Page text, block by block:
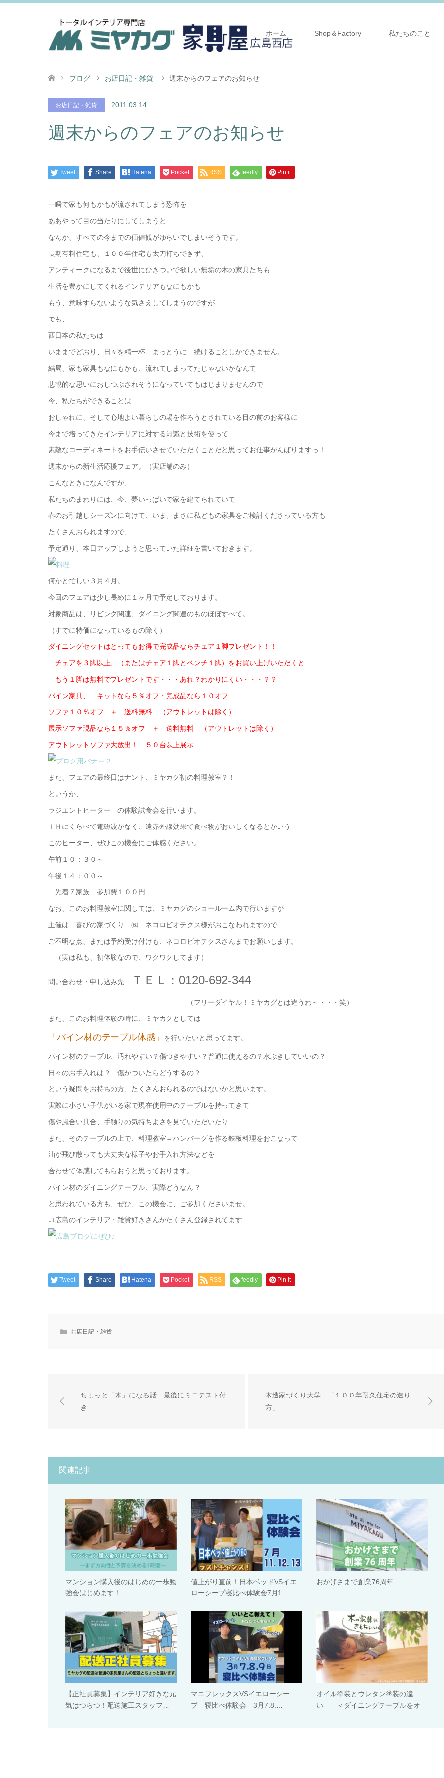
ホーム Shop＆Factory 私たちのこと
ブログ お店日記・雑貨 週末からのフェアのお知らせ
お店日記・雑貨 2011.03.14
週末からのフェアのお知らせ
Tweet Share Hatena Pocket RSS feedly Pin it
一瞬で家も何もかもが流されてしまう恐怖を
ああやって目の当たりにしてしまうと
なんか、すべての今までの価値観がゆらいでしまいそうです。
長期有料住宅も、１００年住宅も太刀打ちできず、
アンティークになるまで後世にひきついで欲しい無垢の木の家具たちも
生活を豊かにしてくれるインテリアもなにもかも
もう、意味すらないような気さえしてしまうのですが
でも、
西日本の私たちは
いままでどおり、日々を精一杯 まっとうに 続けることしかできません。
結局、家も家具もなにもかも、流れてしまってたじゃないかなんて
悲観的な思いにおしつぶされそうになっていてもはじまりませんので
今、私たちができることは
おしゃれに、そして心地よい暮らしの場を作ろうとされている目の前のお客様に
今まで培ってきたインテリアに対する知識と技術を使って
素敵なコーディネートをお手伝いさせていただくことだと思ってお仕事がんばりますっ！
週末からの新生活応援フェア。（実店舗のみ）
こんなときになんですが、
私たちのまわりには、今、夢いっぱいで家を建てられていて
春のお引越しシーズンに向けて、いま、まさに私どもの家具をご検討くださっている方も
たくさんおられますので、
予定通り、本日アップしようと思っていた詳細を書いておきます。
何かと忙しい３月４月。
今回のフェアは少し長めに１ヶ月で予定しております。
対象商品は、リビング関連、ダイニング関連のものほぼすべて。
（すでに特価になっているもの除く）
ダイニングセットはとってもお得で完成品ならチェア１脚プレゼント！！
チェアを３脚以上、（またはチェア１脚とベンチ１脚）をお買い上げいただくと
もう１脚は無料でプレゼントです・・・あれ？わかりにくい・・・？？
パイン家具、 キットなら５％オフ・完成品なら１０オフ
ソファ１０％オフ ＋ 送料無料 （アウトレットは除く）
展示ソファ現品なら１５％オフ ＋ 送料無料 （アウトレットは除く）
アウトレットソファ大放出！ ５０台以上展示
また、フェアの最終日はナント、ミヤカグ初の料理教室？！
というか、
ラジエントヒーター の体験試食会を行います。
ＩＨにくらべて電磁波がなく、遠赤外線効果で食べ物がおいしくなるとかいう
このヒーター、ぜひこの機会にご体感ください。
午前１０：３０～
午後１４：００～
先着７家族 参加費１００円
なお、このお料理教室に関しては、ミヤカグのショールーム内で行いますが
主催は 喜びの家づくり ㈱ ネコロビオテクス様がおこなわれますので
ご不明な点、または予約受け付けも、ネコロビオテクスさんまでお願いします。
（実は私も、初体験なので、ワクワクしてます）
問い合わせ・申し込み先 ＴＥＬ：0120-692-344
（フリーダイヤル！ミヤカグとは違うわ～・・・笑）
また、このお料理体験の時に、ミヤカグとしては
「パイン材のテーブル体感」 を行いたいと思ってます。
パイン材のテーブル、汚れやすい？傷つきやすい？普通に使えるの？水ぶきしていいの？
日々のお手入れは？ 傷がついたらどうするの？
という疑問をお持ちの方、たくさんおられるのではないかと思います。
実際に小さい子供がいる家で現在使用中のテーブルを持ってきて
傷や風合い具合、手触りの気持ちよさを見ていただいたり
また、そのテーブルの上で、料理教室＝ハンバーグを作る鉄板料理をおこなって
油が飛び散っても大丈夫な様子やお手入れ方法などを
合わせて体感してもらおうと思っております。
パイン材のダイニングテーブル、実際どうなん？
と思われている方も、ぜひ、この機会に、ご参加くださいませ。
↓↓広島のインテリア・雑貨好きさんがたくさん登録されてます
Tweet Share Hatena Pocket RSS feedly Pin it
お店日記・雑貨
ちょっと「木」になる話 最後にミニテスト付
き
木造家づくり大学 「１００年耐久住宅の造り
方」
関連記事
マンション購入後のはじめの一歩勉
強会はじめます！
値上がり直前！日本ベッドVSイエ
ローシープ寝比べ体験会7月1…
おかげさまで創業76周年
【正社員募集】インテリア好きな元
気はつらつ！配送施工スタッフ…
マニフレックスVSイエローシー
プ 寝比べ体験会 3月7.8.…
オイル塗装とウレタン塗装の違
い ＜ダイニングテーブルをオ